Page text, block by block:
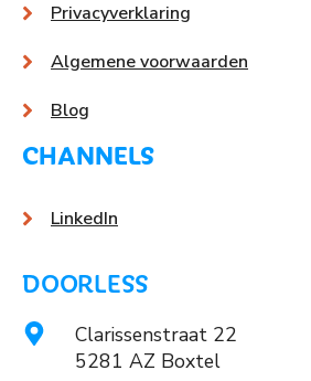
Privacyverklaring
Algemene voorwaarden
Blog
CHANNELS
LinkedIn
DOORLESS
Clarissenstraat 22
5281 AZ Boxtel